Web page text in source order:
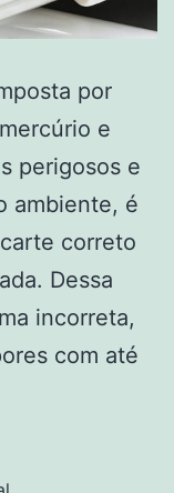
por
e
perigosos e
ambiente, é
correto
Dessa
incorreta,
com até